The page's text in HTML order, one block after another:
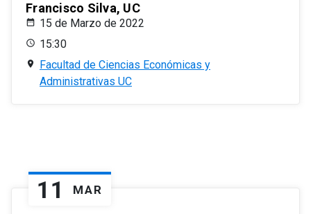
Francisco Silva, UC
15 de Marzo de 2022
15:30
Facultad de Ciencias Económicas y
Administrativas UC
11 MAR